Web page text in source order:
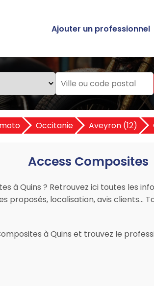
Ajouter un professionnel
Occitanie Aveyron (12)
Access Composites
à Quins ? Retrouvez ici toutes les
localisation, avis clients…
à Quins et trouvez le